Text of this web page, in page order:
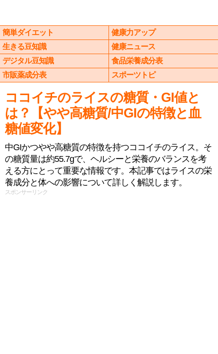
簡単ダイエット
健康力アップ
生きる豆知識
健康ニュース
デジタル豆知識
食品栄養成分表
市販薬成分表
スポーツトピ
ココイチのライスの糖質・GI値と
は？【やや高糖質/中GIの特徴と血
糖値変化】
中GIかつやや高糖質の特徴を持つココイチのライス。そ
の糖質量は約55.7gで、ヘルシーと栄養のバランスを考
える方にとって重要な情報です。本記事ではライスの栄
養成分と体への影響について詳しく解説します。
スポンサーリンク